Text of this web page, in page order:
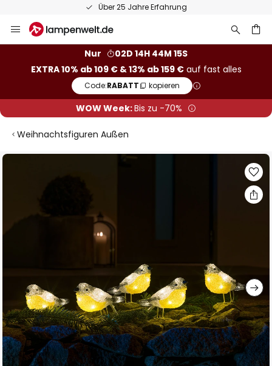
Über 25 Jahre Erfahrung
Inhalt
Nur
02D 14H 44M 14S
EXTRA 10% ab 109 € & 13% ab 159 €auf fast alles
Code:RABATT kopieren
WOW Week:Bis zu -70%
Weihnachtsfiguren Außen
Zum
springen